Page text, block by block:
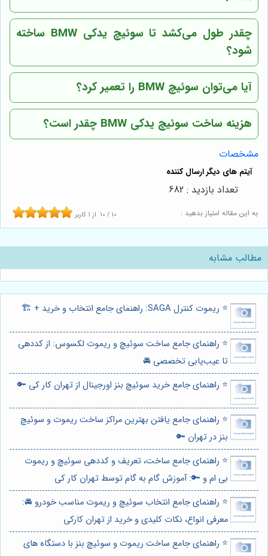
چقدر طول می‌کشد تا سوئیچ یدکی BMW ساخته
شود؟
آیا می‌توان سوئیچ BMW را تعمیر کرد؟
هزینه ساخت سوئیچ یدکی BMW چقدر است؟
مشخصات
به این مقاله امتیاز بدهید : 10 / 10 از 1 کاربر
تعداد بازدید : 682
مطالب مشابه
⭐️ ریموت کنترل SAGA: راهنمای جامع انتخاب و خرید + 🏗️
⭐️ راهنمای جامع ساخت سوئیچ و ریموت لکسوس: از کددهی
تا عیب‌یابی تخصصی 🚘
⭐️ راهنمای جامع خرید سوئیچ بنز اورجینال از تهران کار کی 🔑
⭐️ راهنمای جامع یافتن بهترین مراکز ساخت ریموت و سوئیچ
بنز در تهران 🔑
⭐️ راهنمای جامع ساخت، تعریف و کددهی سوئیچ و ریموت
بی ام و 🔑: آموزش گام به گام توسط تهران کار کی
⭐️ راهنمای جامع انتخاب سوئیچ و ریموت مناسب خودرو 🚘:
معرفی انواع، نکات کلیدی و خرید از تهران کارکی
⭐️ راهنمای جامع ساخت ریموت و سوئیچ بنز با دستگاه های